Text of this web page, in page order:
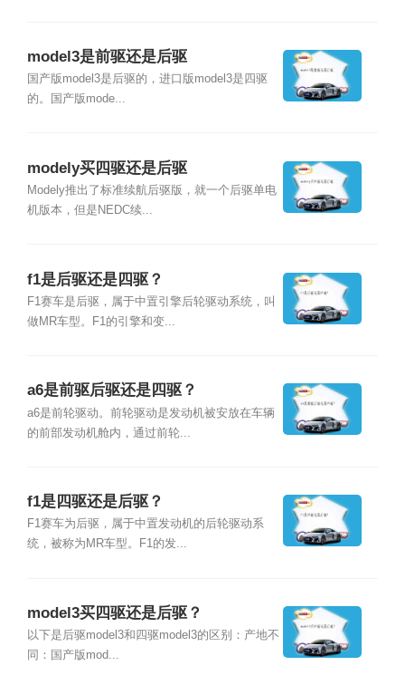
model3是前驱还是后驱
国产版model3是后驱的，进口版model3是四驱
的。国产版mode...
modely买四驱还是后驱
Modely推出了标准续航后驱版，就一个后驱单电
机版本，但是NEDC续...
f1是后驱还是四驱？
F1赛车是后驱，属于中置引擎后轮驱动系统，叫
做MR车型。F1的引擎和变...
a6是前驱后驱还是四驱？
a6是前轮驱动。前轮驱动是发动机被安放在车辆
的前部发动机舱内，通过前轮...
f1是四驱还是后驱？
F1赛车为后驱，属于中置发动机的后轮驱动系
统，被称为MR车型。F1的发...
model3买四驱还是后驱？
以下是后驱model3和四驱model3的区别：产地不
同：国产版mod...